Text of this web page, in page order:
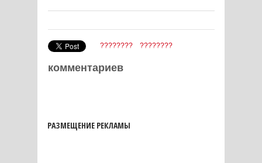
???????? ????????
комментариев
РАЗМЕЩЕНИЕ РЕКЛАМЫ